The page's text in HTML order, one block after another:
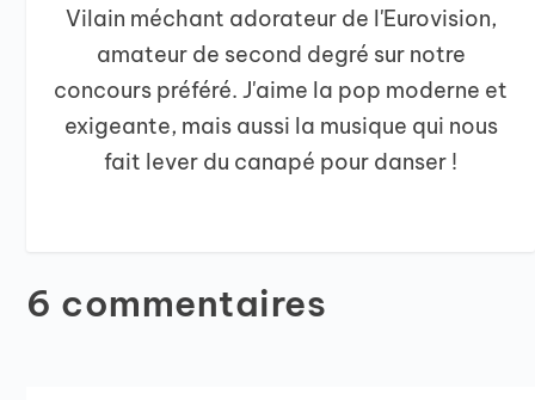
Vilain méchant adorateur de l'Eurovision,
amateur de second degré sur notre
concours préféré. J'aime la pop moderne et
exigeante, mais aussi la musique qui nous
fait lever du canapé pour danser !
6 commentaires